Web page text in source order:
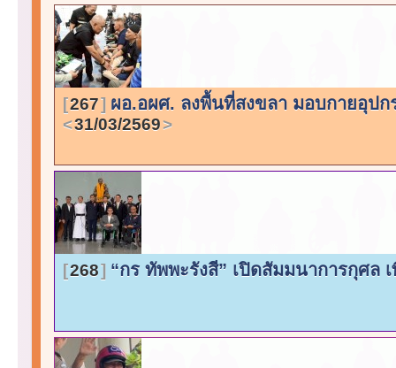
267 ผอ.อผศ. ลงพื้นที่สงขลา มอบกายอุป
31/03/2569
268 “กร ทัพพะรังสี” เปิดสัมมนาการกุศล